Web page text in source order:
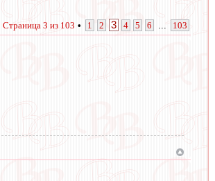
Страница 3 из 103 • 1 2 3 4 5 6 103